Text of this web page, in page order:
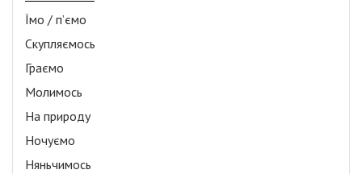
Їмо / п’ємо
Скупляємось
Граємо
Молимось
На природу
Ночуємо
Няньчимось